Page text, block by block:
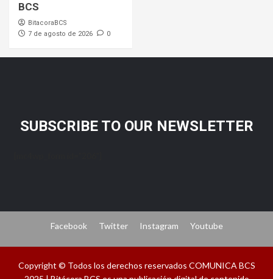
BCS
BitacoraBCS
7 de agosto de 2026
0
SUBSCRIBE TO OUR NEWSLETTER
Facebook Twitter Instagram Youtube
Copyright © Todos los derechos reservados COMUNICA BCS